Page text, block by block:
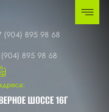
(904) 895 98 68
(904) 895 98 68
ШОССЕ 16Г